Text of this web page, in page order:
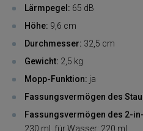
Lärmpegel: 65 dB
Höhe: 9,6 cm
Durchmesser: 32,5 cm
Gewicht: 2,5 kg
Mopp-Funktion: ja
Fassungsvermögen des
Fassungsvermögen des 2-
230 ml, für Wasser: 220 ml